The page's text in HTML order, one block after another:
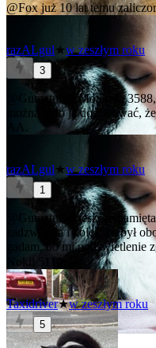
@Foxjuż 10 lat temu
razALgul★w zeszłym roku
3
@Gumaturbo
Motorola 3588,
można było ją dostosować,
AA.
razALgul★w zeszłym roku
1
@Gumaturbo
jeszcze
zadzwoniła i koleś, co był
gadam, bo mi podświetlenie
Taxidriver★w zeszłym roku
5